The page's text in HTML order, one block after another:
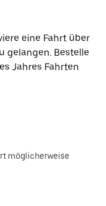
eine Fahrt über
gelangen. Bestelle
Jahres Fahrten
möglicherweise